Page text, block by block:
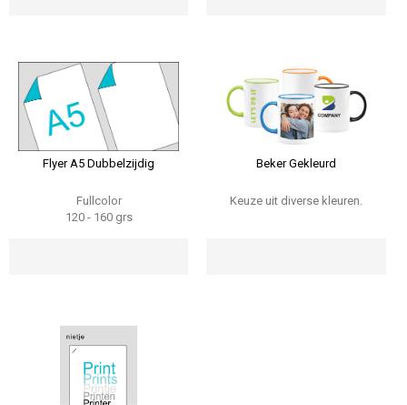
Flyer A5 Dubbelzijdig
Fullcolor
120-160 grs
Beker Gekleurd
Keuze uit diverse kleuren.